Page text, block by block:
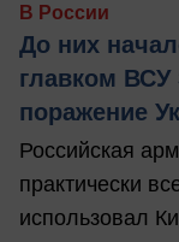
В России
До них
главком
поражение
Российская
практически
использовал